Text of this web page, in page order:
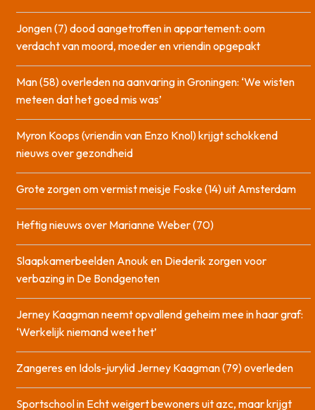
Jongen (7) dood aangetroffen in appartement: oom
verdacht van moord, moeder en vriendin opgepakt
Man (58) overleden na aanvaring in Groningen: ‘We wisten
meteen dat het goed mis was’
Myron Koops (vriendin van Enzo Knol) krijgt schokkend
nieuws over gezondheid
Grote zorgen om vermist meisje Foske (14) uit Amsterdam
Heftig nieuws over Marianne Weber (70)
Slaapkamerbeelden Anouk en Diederik zorgen voor
verbazing in De Bondgenoten
Jerney Kaagman neemt opvallend geheim mee in haar graf:
‘Werkelijk niemand weet het’
Zangeres en Idols-jurylid Jerney Kaagman (79) overleden
Sportschool in Echt weigert bewoners uit azc, maar krijgt